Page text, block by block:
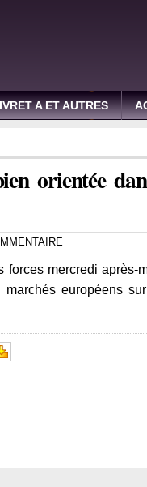
A ET AUTRES
orientée
mercredi après-
européens